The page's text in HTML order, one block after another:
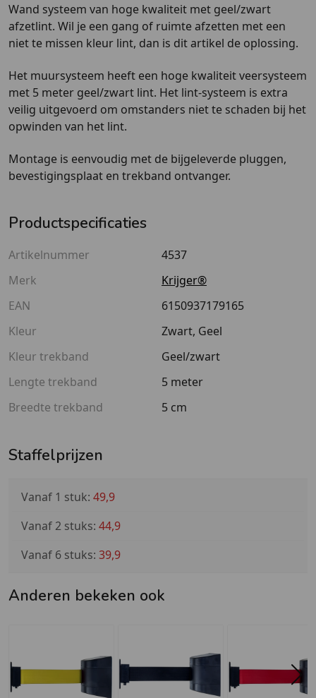
Wand systeem van hoge kwaliteit met geel/zwart
afzetlint. Wil je een gang of ruimte afzetten met een
niet te missen kleur lint, dan is dit artikel de oplossing.
Het muursysteem heeft een hoge kwaliteit veersysteem
met 5 meter geel/zwart lint. Het lint-systeem is extra
veilig uitgevoerd om omstanders niet te schaden bij het
opwinden van het lint.
Montage is eenvoudig met de bijgeleverde pluggen,
bevestigingsplaat en trekband ontvanger.
Productspecificaties
Artikelnummer
4537
Merk
Krijger®
EAN
6150937179165
Kleur
Zwart, Geel
Kleur trekband
Geel/zwart
Lengte trekband
5 meter
Breedte trekband
5 cm
Staffelprijzen
Vanaf 1 stuk: 49,9
Vanaf 2 stuks: 44,9
Vanaf 6 stuks: 39,9
Anderen bekeken ook